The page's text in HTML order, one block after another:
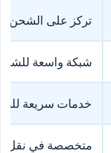
تركز على الشحن
شبكة واسعة
خدمات سريعة
متخصصة في نقل